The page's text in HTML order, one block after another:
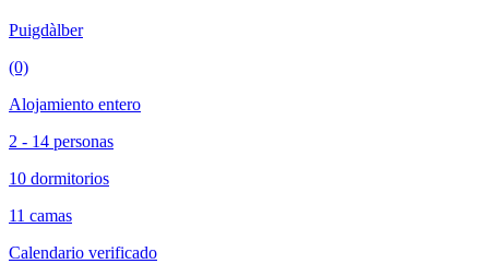
Puigdàlber
(0)
Alojamiento entero
2 - 14 personas
10 dormitorios
11 camas
Calendario verificado